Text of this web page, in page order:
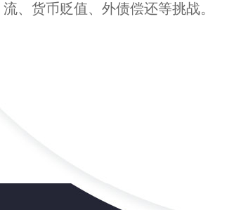
流、货币贬值、外债偿还等挑战。